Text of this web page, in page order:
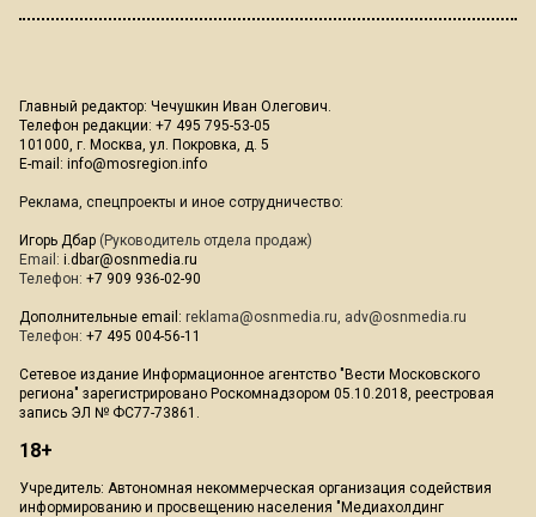
Главный редактор: Чечушкин Иван Олегович.
Телефон редакции: +7 495 795-53-05
101000, г. Москва, ул. Покровка, д. 5
E-mail: info@mosregion.info
Реклама, спецпроекты и иное сотрудничество:
Игорь Дбар (Руководитель отдела продаж)
Email: i.dbar@osnmedia.ru
Телефон: +7 909 936-02-90
Дополнительные email: reklama@osnmedia.ru, adv@osnmedia.ru
Телефон: +7 495 004-56-11
Сетевое издание Информационное агентство "Вести Московского
региона" зарегистрировано Роскомнадзором 05.10.2018, реестровая
запись ЭЛ № ФС77-73861.
18+
Учредитель: Автономная некоммерческая организация содействия
информированию и просвещению населения "Медиахолдинг